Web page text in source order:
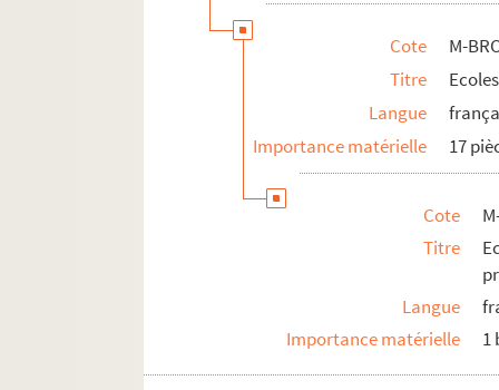
Cote
M-
Titre
Langue
Importance matérielle
17
Cote
Titre
Langue
Importance matérielle
1